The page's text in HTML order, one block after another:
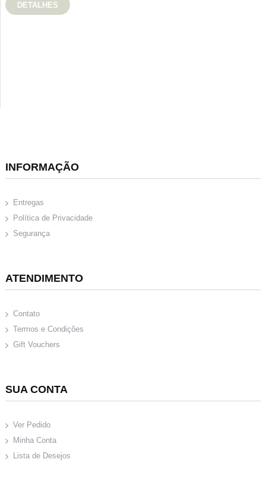
DETALHES
INFORMAÇÃO
Entregas
Política de Privacidade
Segurança
ATENDIMENTO
Contato
Termos e Condições
Gift Vouchers
SUA CONTA
Ver Pedido
Minha Conta
Lista de Desejos